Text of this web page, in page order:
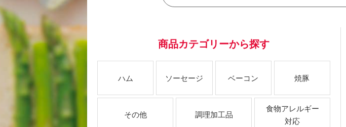
商品カテゴリーから探す
ハム ソーセージ ベーコン 焼豚
その他 調理加工品
食物アレルギー
対応